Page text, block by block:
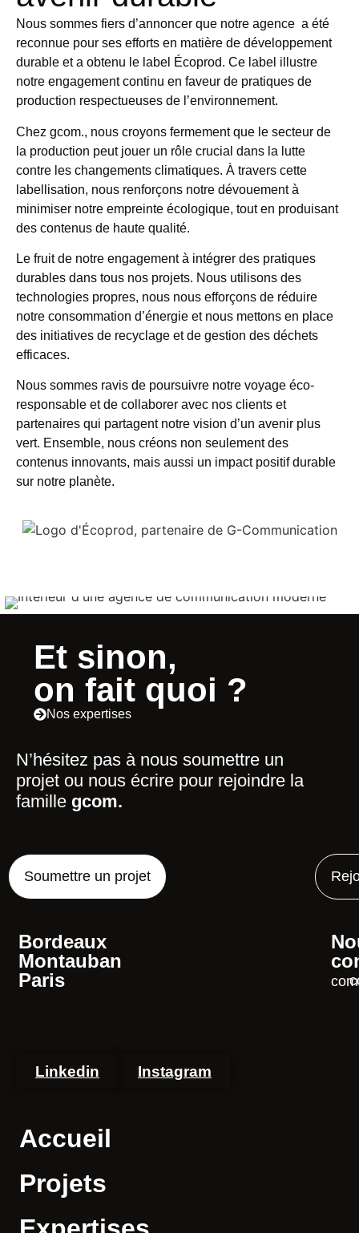
Nous sommes fiers d’annoncer que notre agence a été
reconnue pour ses efforts en matière de développement
durable et a obtenu le label Écoprod. Ce label illustre
notre engagement continu en faveur de pratiques de
production respectueuses de l’environnement.
Chez gcom., nous croyons fermement que le secteur de
la production peut jouer un rôle crucial dans la lutte
contre les changements climatiques. À travers cette
labellisation, nous renforçons notre dévouement à
minimiser notre empreinte écologique, tout en produisant
des contenus de haute qualité.
Le fruit de notre engagement à intégrer des pratiques
durables dans tous nos projets. Nous utilisons des
technologies propres, nous nous efforçons de réduire
notre consommation d’énergie et nous mettons en place
des initiatives de recyclage et de gestion des déchets
efficaces.
Nous sommes ravis de poursuivre notre voyage éco-
responsable et de collaborer avec nos clients et
partenaires qui partagent notre vision d’un avenir plus
vert. Ensemble, nous créons non seulement des
contenus innovants, mais aussi un impact positif durable
sur notre planète.
Et sinon,
on fait quoi ?
Nos expertises
N’hésitez pas à nous soumettre un
projet ou nous écrire pour rejoindre la
famille gcom.
Soumettre un projet
Bordeaux
Montauban
Paris
Linkedin Instagram
Accueil
Projets